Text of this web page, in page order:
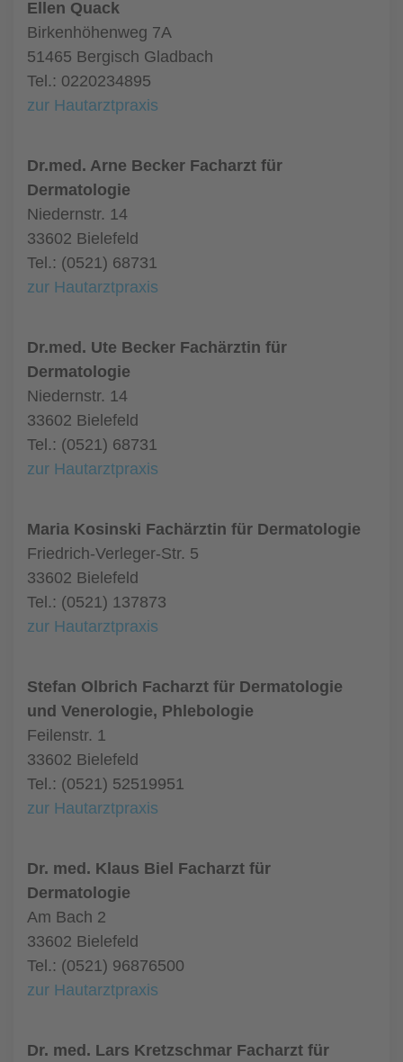
Ellen Quack
Birkenhöhenweg 7A
51465 Bergisch Gladbach
Tel.: 0220234895
zur Hautarztpraxis
Dr.med. Arne Becker Facharzt für
Dermatologie
Niedernstr. 14
33602 Bielefeld
Tel.: (0521) 68731
zur Hautarztpraxis
Dr.med. Ute Becker Fachärztin für
Dermatologie
Niedernstr. 14
33602 Bielefeld
Tel.: (0521) 68731
zur Hautarztpraxis
Maria Kosinski Fachärztin für Dermatologie
Friedrich-Verleger-Str. 5
33602 Bielefeld
Tel.: (0521) 137873
zur Hautarztpraxis
Stefan Olbrich Facharzt für Dermatologie
und Venerologie, Phlebologie
Feilenstr. 1
33602 Bielefeld
Tel.: (0521) 52519951
zur Hautarztpraxis
Dr. med. Klaus Biel Facharzt für
Dermatologie
Am Bach 2
33602 Bielefeld
Tel.: (0521) 96876500
zur Hautarztpraxis
Dr. med. Lars Kretzschmar Facharzt für